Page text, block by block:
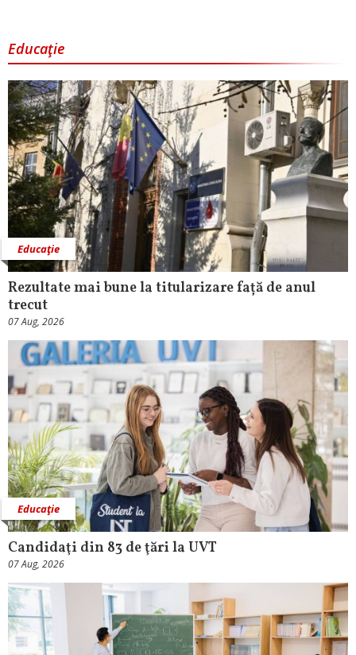
Educaţie
Educaţie
Rezultate mai bune la titularizare față de anul
trecut
07 Aug, 2026
Educaţie
Candidaţi din 83 de ţări la UVT
07 Aug, 2026